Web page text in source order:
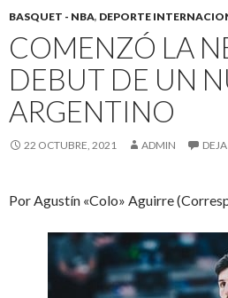
BASQUET - NBA, DEPORTE
COMENZÓ LA
DEBUT DE UN
ARGENTINO
22 OCTUBRE, 2021 ADMIN
Por Agustín «Colo» Aguirre